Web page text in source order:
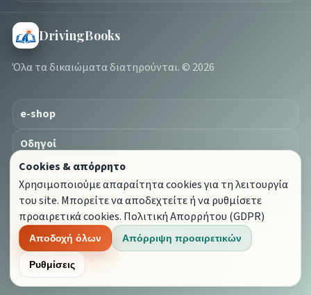
DrivingBooks
Όλα τα δικαιώματα διατηρούνται. © 2026
e-shop
Οδηγοί
Όροι & Επιστροφές
Πολιτική Απορρήτου (GDPR)
Τρόποι Αποστολής & Πληρωμής
Ρυθμίσεις Cookies
Cookies & απόρρητο
Χρησιμοποιούμε απαραίτητα cookies για τη λειτουργία
του site. Μπορείτε να αποδεχτείτε ή να ρυθμίσετε
προαιρετικά cookies. Πολιτική Απορρήτου (GDPR)
Αποδοχή όλων Απόρριψη προαιρετικών
Ρυθμίσεις